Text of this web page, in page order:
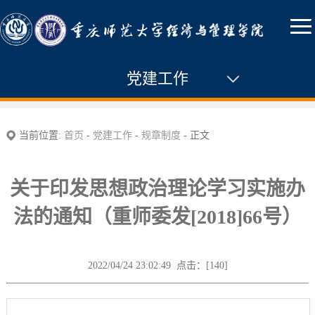
党建工作
组织机构
组织发展
当前位置: 首页 - 党建工作- 规章制度- 正文
关于印发思想政治理论学习实施办
法的通知（重师委发[2018]66号）
2022/04/24 23:02:49 点击：[140]